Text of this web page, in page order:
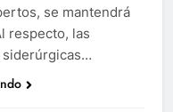
se mantendrá
respecto, las
siderúrgicas…